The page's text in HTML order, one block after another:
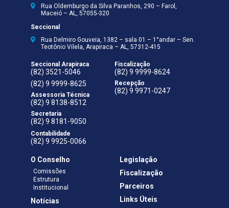
Rua Oldemburgo da Silva Paranhos, 290 – Farol,
Maceió – AL, 57055-320
Seccional
Rua Delmiro Gouveia, 1382 – sala 01 – 1°andar – Sen.
Teotônio Vilela, Arapiraca – AL, 57312-415
Seccional Arapiraca
(82) 3521-5046
(82) 9 9999-8625
Assessoria Técnica
(82) 9 8138-8512
Secretaria
(82) 9 8181-9050
Contabilidade
(82) 9 9925-0066
Fiscalização
(82) 9 9999-8624
Recepção
(82) 9 9971-0247
O Conselho
Comissões
Estrutura
Institucional
Notícias
Legislação
Fiscalização
Parceiros
Links Úteis